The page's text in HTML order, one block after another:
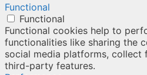
Functional
Functional
Functional cookies help to
functionalities like sharing the
social media platforms, collect
third-party features.